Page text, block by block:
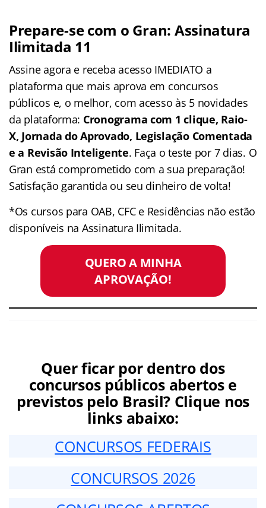
Prepare-se com o Gran: Assinatura
Ilimitada 11
Assine agora e receba acesso IMEDIATO a
plataforma que mais aprova em concursos
públicos e, o melhor, com acesso às 5 novidades
da plataforma: Cronograma com 1 clique, Raio-
X, Jornada do Aprovado, Legislação Comentada
e a Revisão Inteligente. Faça o teste por 7 dias. O
Gran está comprometido com a sua preparação!
Satisfação garantida ou seu dinheiro de volta!
*Os cursos para OAB, CFC e Residências não estão
disponíveis na Assinatura Ilimitada.
QUERO A MINHA
APROVAÇÃO!
Quer ficar por dentro dos
concursos públicos abertos e
previstos pelo Brasil? Clique nos
links abaixo:
CONCURSOS FEDERAIS
CONCURSOS 2026